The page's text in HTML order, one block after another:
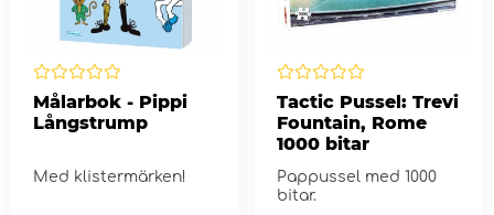
Målarbok - Pippi
Långstrump
Med klistermärken!
Tactic Pussel: Trevi
Fountain, Rome
1000 bitar
Pappussel med 1000
bitar.